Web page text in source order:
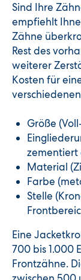
Sind Ihre
empfiehlt
Zähne
Rest des
weiterer
Kosten für
Größe
Material
Farbe
Stelle
Eine
700 bis 1.000
Frontzähne.